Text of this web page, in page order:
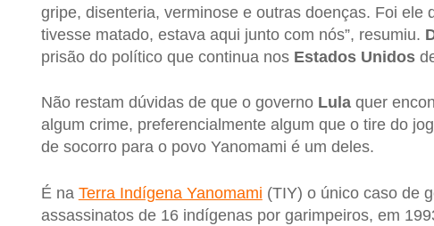
gripe, disenteria, verminose e outras doenças. Foi ele
tivesse matado, estava aqui junto com nós”, resumiu.
prisão do político que continua nos Estados Unidos
Não restam dúvidas de que o governo Lulaquer
algum crime, preferencialmente algum que o tire do
de socorro para o povo Yanomami é um deles.
É na Terra Indígena Yanomami (TIY) o único caso de
assassinatos de 16 indígenas por garimpeiros, em